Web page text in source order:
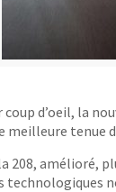
coup d’oeil, la
meilleure tenue
208, amélioré,
technologiques